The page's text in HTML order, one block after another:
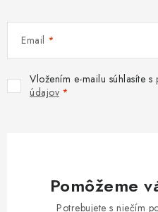
Email
Vložením e-mailu súhlasíte s
údajov
Pomôžeme
Potrebujete s niečím